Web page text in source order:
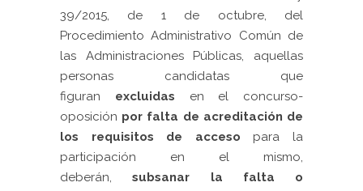
39/2015, de 1 de octubre, del
Procedimiento Administrativo Común de
las Administraciones Públicas, aquellas
personas candidatas que
figuran excluidas en el concurso-
oposición por falta de acreditación de
los requisitos de acceso para la
participación en el mismo,
deberán,subsanar la falta o